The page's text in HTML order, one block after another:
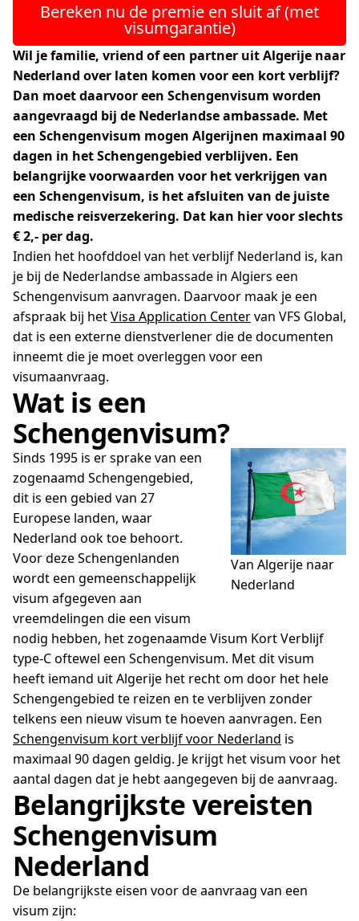
Bereken nu de premie en sluit af (met
visumgarantie)
Wil je familie, vriend of een partner uit Algerije naar
Nederland over laten komen voor een kort verblijf?
Dan moet daarvoor een Schengenvisum worden
aangevraagd bij de Nederlandse ambassade. Met
een Schengenvisum mogen Algerijnen maximaal 90
dagen in het Schengengebied verblijven. Een
belangrijke voorwaarden voor het verkrijgen van
een Schengenvisum, is het afsluiten van de juiste
medische reisverzekering. Dat kan hier voor slechts
€ 2,- per dag.
Indien het hoofddoel van het verblijf Nederland is, kan
je bij de Nederlandse ambassade in Algiers een
Schengenvisum aanvragen. Daarvoor maak je een
afspraak bij hetVisa Application Centervan VFS Global,
dat is een externe dienstverlener die de documenten
inneemt die je moet overleggen voor een
visumaanvraag.
Wat is een
Schengenvisum?
Van Algerije naar
Nederland
Sinds 1995 is er sprake van een
zogenaamd Schengengebied,
dit is een gebied van 27
Europese landen, waar
Nederland ook toe behoort.
Voor deze Schengenlanden
wordt een gemeenschappelijk
visum afgegeven aan
vreemdelingen die een visum
nodig hebben, het zogenaamde Visum Kort Verblijf
type-C oftewel een Schengenvisum. Met dit visum
heeft iemand uit Algerije het recht om door het hele
Schengengebied te reizen en te verblijven zonder
telkens een nieuw visum te hoeven aanvragen. ​Een
Schengenvisum kort verblijf voor Nederland is
maximaal 90 dagen geldig. Je krijgt het visum voor het
aantal dagen dat je hebt aangegeven bij de aanvraag.
Belangrijkste vereisten
Schengenvisum
Nederland
De belangrijkste eisen voor de aanvraag van een
visum zijn: